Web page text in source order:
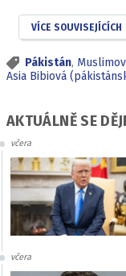
VÍCE SOUVISEJÍCÍCH
Pákistán,
Asia Bibiová
AKTUÁLNĚ SE
včera
včera